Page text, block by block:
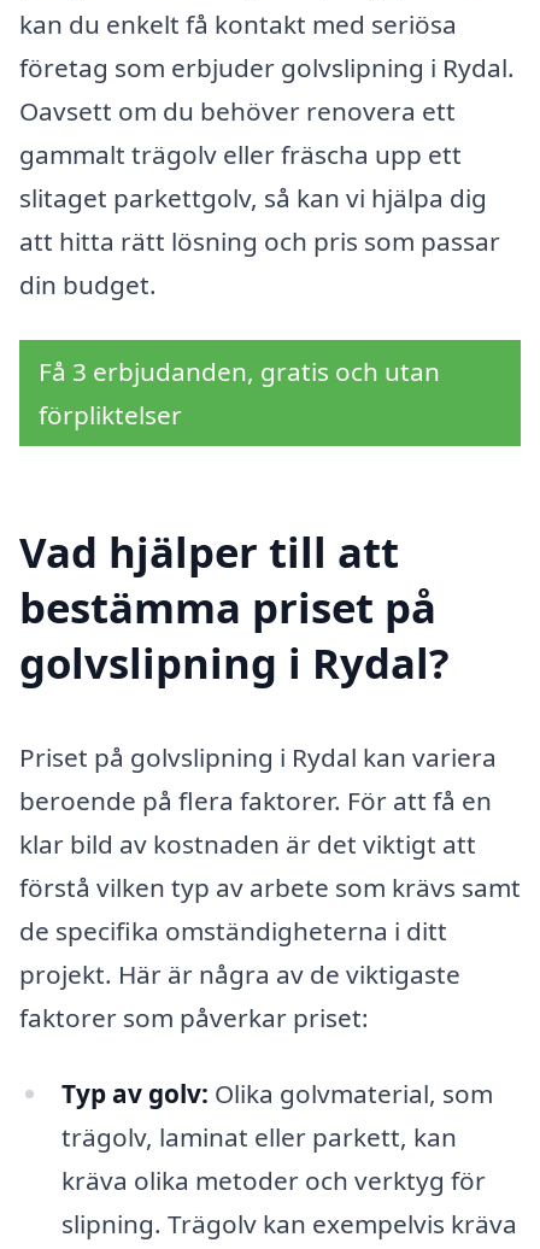
kan du enkelt få kontakt med seriösa
företag som erbjuder golvslipning i Rydal.
Oavsett om du behöver renovera ett
gammalt trägolv eller fräscha upp ett
slitaget parkettgolv, så kan vi hjälpa dig
att hitta rätt lösning och pris som passar
din budget.
Få 3 erbjudanden, gratis och utan
förpliktelser
Vad hjälper till att
bestämma priset på
golvslipning i Rydal?
Priset på golvslipning i Rydal kan variera
beroende på flera faktorer. För att få en
klar bild av kostnaden är det viktigt att
förstå vilken typ av arbete som krävs samt
de specifika omständigheterna i ditt
projekt. Här är några av de viktigaste
faktorer som påverkar priset:
Typ av golv: Olika golvmaterial, som
trägolv, laminat eller parkett, kan
kräva olika metoder och verktyg för
slipning. Trägolv kan exempelvis kräva